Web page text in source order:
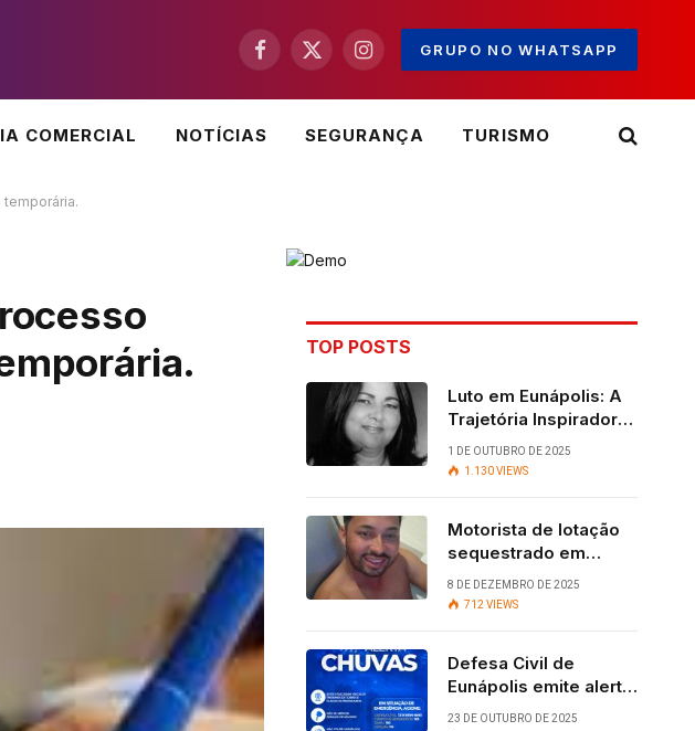
Facebook
X
Instagram
GRUPO NO WHATSAPP
COMERCIAL NOTÍCIAS SEGURANÇA TURISMO
TOP POSTS
Luto em Eunápolis: A
Trajetória Inspiradora
da ex-vereadora Ruth
Contadora
1 DE OUTUBRO DE 2025
1.130VIEWS
Motorista de lotação
sequestrado em
Eunápolis é
encontrado com vida
8 DE DEZEMBRO DE 2025
712 VIEWS
Defesa Civil de
Eunápolis emite alerta
para chuvas
23 DE OUTUBRO DE 2025